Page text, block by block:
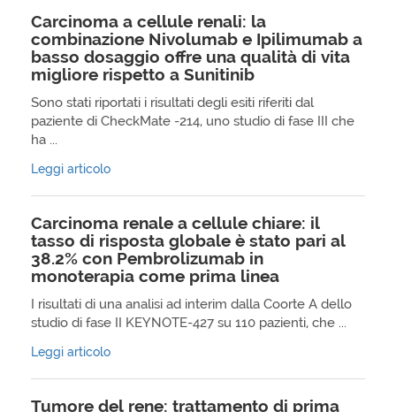
Carcinoma a cellule renali: la
combinazione Nivolumab e Ipilimumab a
basso dosaggio offre una qualità di vita
migliore rispetto a Sunitinib
Sono stati riportati i risultati degli esiti riferiti dal
paziente di CheckMate -214, uno studio di fase III che
ha ...
Leggi articolo
Carcinoma renale a cellule chiare: il
tasso di risposta globale è stato pari al
38.2% con Pembrolizumab in
monoterapia come prima linea
I risultati di una analisi ad interim dalla Coorte A dello
studio di fase II KEYNOTE-427 su 110 pazienti, che ...
Leggi articolo
Tumore del rene: trattamento di prima